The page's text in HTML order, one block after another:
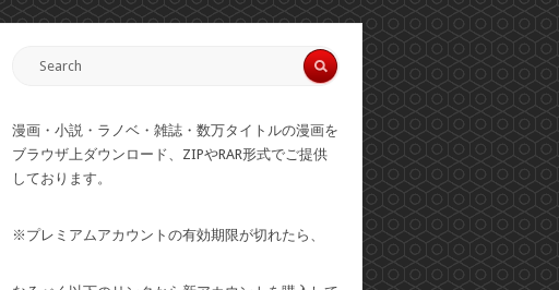
漫画・小説・ラノベ・雑誌・数万タイトルの漫画を
ブラウザ上ダウンロード、ZIPやRAR形式でご提供
しております。
※プレミアムアカウントの有効期限が切れたら、